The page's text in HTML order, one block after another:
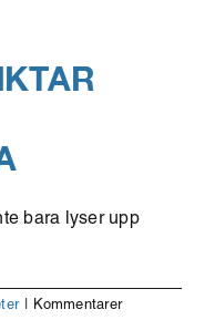
bara lyser upp
Kommentarer